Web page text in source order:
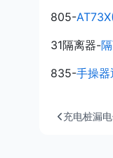
805-
31隔离器-
835-手操
充电桩漏